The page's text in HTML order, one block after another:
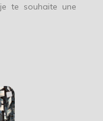
je te souhaite une